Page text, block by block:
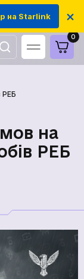
на Starlink ×
0
РЕБ
на
РЕБ